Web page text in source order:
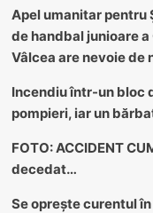
Apel umanitar pentru
de handbal junioare
Vâlcea are nevoie de
Incendiu într-un bloc
pompieri, iar un
FOTO: ACCIDENT
decedat…
Se oprește curentul